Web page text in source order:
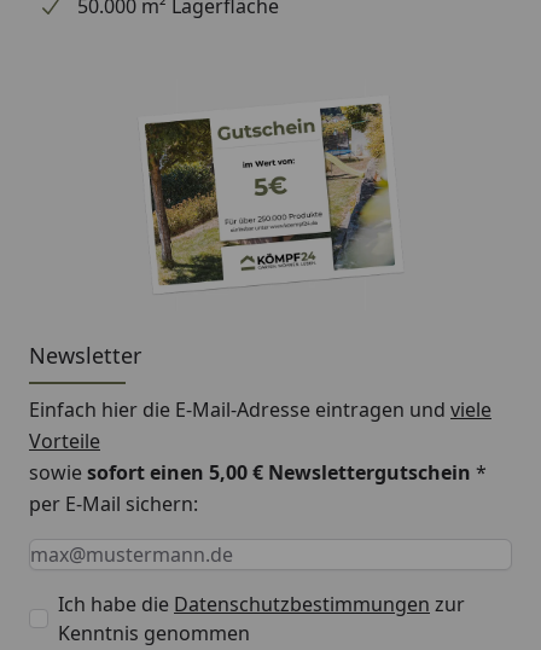
50.000 m² Lagerfläche
Newsletter
Einfach hier die E-Mail-Adresse eintragen und viele
Vorteile
sowiesofort einen 5,00 € Newslettergutschein *
per E-Mail sichern:
Keine Eingabe erforderlich
Eingabe erforderlich
E-Mail *
Ich habe die Datenschutzbestimmungen zur
Kenntnis genommen